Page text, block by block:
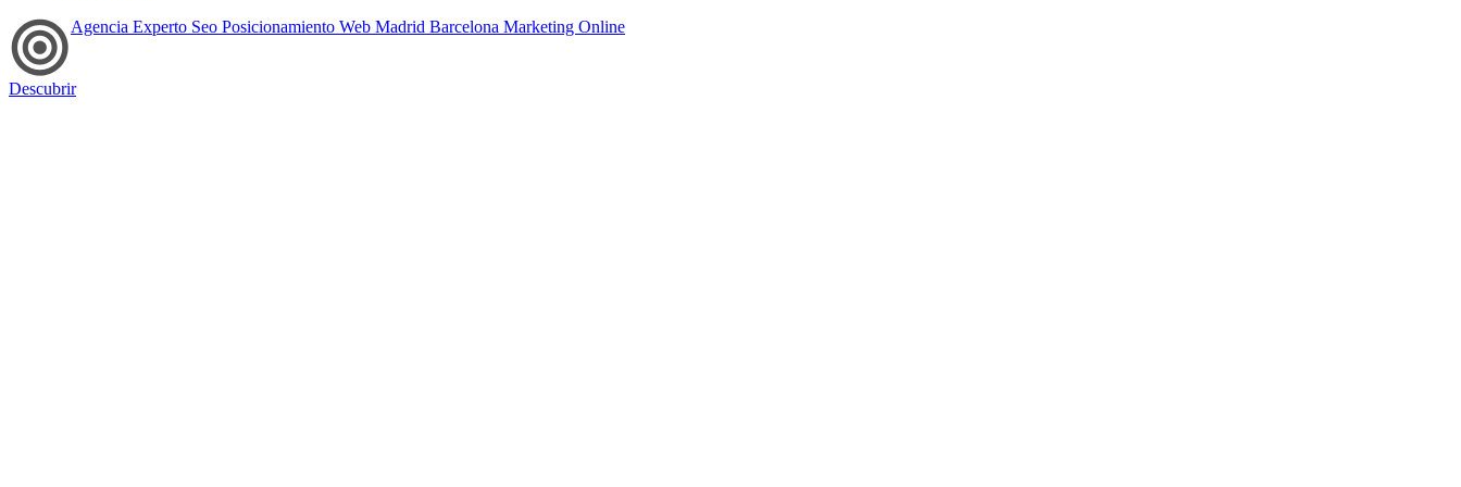
Agencia Experto Seo Posicionamiento Web Madrid Barcelona Marketing Online
Descubrir